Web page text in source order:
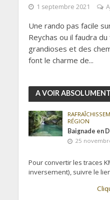
1 septembre 2021
Une rando pas facile
Reychas ou il faudra
grandioses et des
font le charme de...
A VOIR ABSOLUMENT
RÉGION
Baignade en
25
Pour convertir les traces
inversement), suivre le